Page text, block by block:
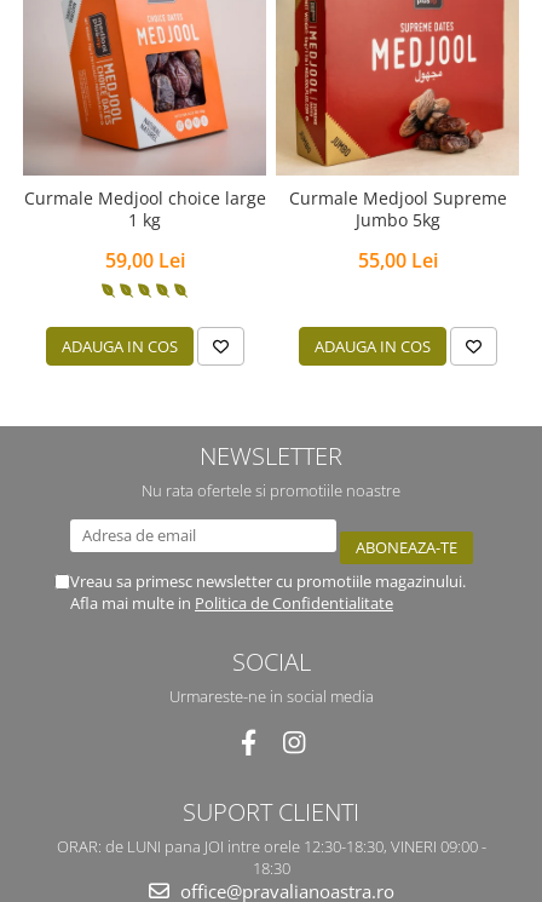
Curmale Medjool choice large
1 kg
59,00 Lei
ADAUGA IN COS
Curmale Medjool Supreme
Jumbo 5kg
55,00 Lei
ADAUGA IN COS
NEWSLETTER
Nu rata ofertele si promotiile noastre
Vreau sa primesc newsletter cu promotiile magazinului.
Afla mai multe in Politica de Confidentialitate
SOCIAL
Urmareste-ne in social media
SUPORT CLIENTI
ORAR: de LUNI pana JOI intre orele 12:30-18:30, VINERI 09:00 -
18:30
office@pravalianoastra.ro